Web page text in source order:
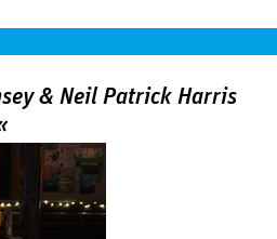
& Neil Patrick Harris